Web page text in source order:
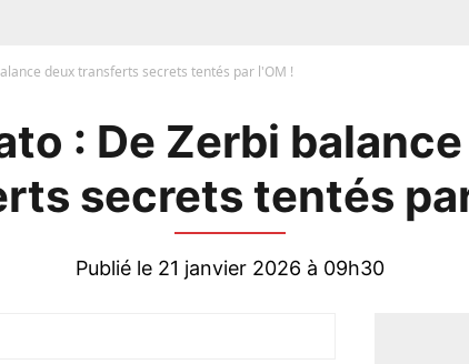
deux transferts secrets tentés par l'OM !
: De Zerbi
secrets tentés
Publié le 21 janvier 2026 à 09h30